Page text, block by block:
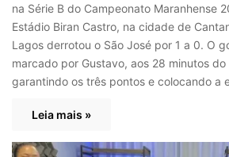
na Série B do Campeonato Maranhense
Estádio Biran Castro, na cidade de
Lagos derrotou o São José por 1 a 0. O
marcado por Gustavo, aos 28 minutos
garantindo os três pontos e colocando a
Leia mais »